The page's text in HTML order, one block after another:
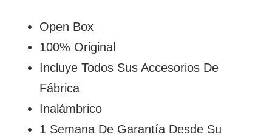
Open Box
100% Original
Incluye Todos Sus Accesorios De
Fábrica
Inalámbrico
1 Semana De Garantía Desde Su